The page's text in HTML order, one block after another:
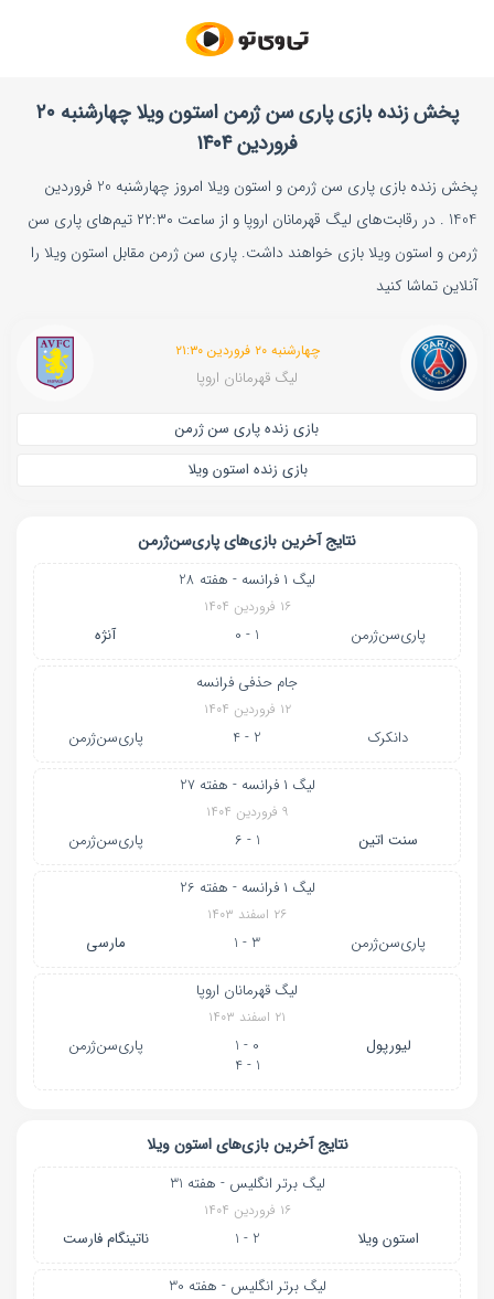
پخش زنده بازی پاری‌ سن‌ ژرمن استون ویلا چهارشنبه ۲۰
فروردین ۱۴۰۴
پخش زنده بازی پاری‌ سن‌ ژرمن و استون ویلا امروز چهارشنبه 20 فروردین
1404 . در رقابت‌های لیگ قهرمانان اروپا و از ساعت ۲۲:۳۰ تیم‌های پاری‌ سن‌
ژرمن و استون ویلا بازی خواهند داشت. پاری‌ سن‌ ژرمن مقابل استون ویلا را
آنلاین تماشا کنید
چهارشنبه ۲۰ فروردین ۲۱:۳۰
لیگ قهرمانان اروپا
بازی زنده پاری‌ سن‌ ژرمن
بازی زنده استون ویلا
نتایج آخرین بازی‌های پاری‌سن‌ژرمن
لیگ ۱ فرانسه - هفته 28
۱۶ فروردین ۱۴۰۴
پاری‌سن‌ژرمن 1 - 0 آنژه
جام حذفی فرانسه
۱۲ فروردین ۱۴۰۴
دانکرک 2 - 4 پاری‌سن‌ژرمن
لیگ ۱ فرانسه - هفته 27
۹ فروردین ۱۴۰۴
سنت اتین 1 - 6 پاری‌سن‌ژرمن
لیگ ۱ فرانسه - هفته 26
۲۶ اسفند ۱۴۰۳
پاری‌سن‌ژرمن 3 - 1 مارسی
لیگ قهرمانان اروپا
۲۱ اسفند ۱۴۰۳
لیورپول
0 - 1
1 - 4
پاری‌سن‌ژرمن
نتایج آخرین بازی‌های استون ویلا
لیگ برتر انگلیس - هفته 31
۱۶ فروردین ۱۴۰۴
استون ویلا 2 - 1 ناتینگام فارست
لیگ برتر انگلیس - هفته 30